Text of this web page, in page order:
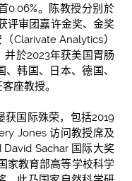
0.06%。陈教授分别於
评审团嘉许金奖、金奖
Clarivate Analytics）
於2023年获美国胃肠
韩国、日本、德国、
座教授。
获国际殊荣，包括2019
Jones 访问教授席及
Sachar 国际大奖
家教育部高等学校科学